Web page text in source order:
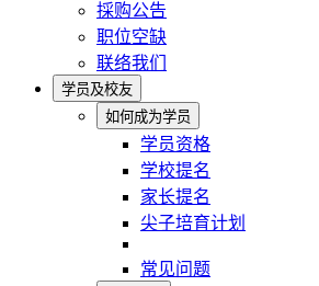
採购公告
职位空缺
联络我们
学员及校友
如何成为学员
学员资格
学校提名
家长提名
尖子培育计划
常见问题